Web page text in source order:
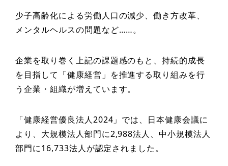
少子高齢化による労働人口の減少、働き方改革、
メンタルヘルスの問題など……。
企業を取り巻く上記の課題感のもと、持続的成長
を目指して「健康経営」を推進する取り組みを行
う企業・組織が増えています。
「健康経営優良法人2024」では、日本健康会議に
より、大規模法人部門に2,988法人、中小規模法人
部門に16,733法人が認定されました。